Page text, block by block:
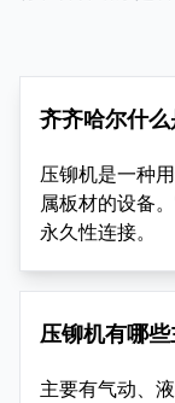
齐齐哈尔什
压铆机是一种
属板材的设备
永久性连接。
压铆机有哪
主要有气动、